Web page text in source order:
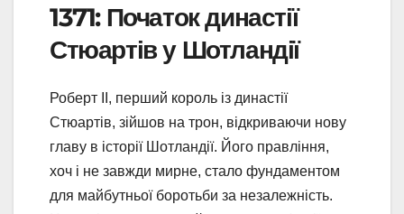
1371: Початок династії
Стюартів у Шотландії
Роберт II, перший король із династії
Стюартів, зійшов на трон, відкриваючи нову
главу в історії Шотландії. Його правління,
хоч і не завжди мирне, стало фундаментом
для майбутньої боротьби за незалежність.